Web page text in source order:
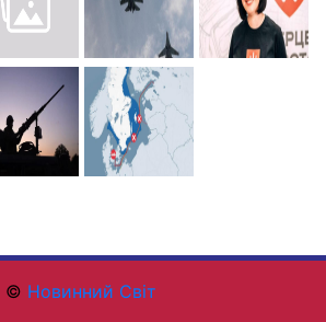
© Новинний Світ